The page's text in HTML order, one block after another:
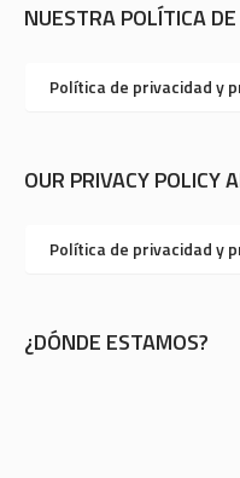
NUESTRA POLÍTICA
Política de privacidad y
OUR PRIVACY POLICY
Política de privacidad y
¿DÓNDE ESTAMOS?